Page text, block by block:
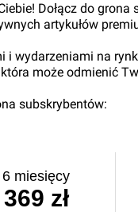
Dołącz do grona
artykułów
i wydarzeniami na
może odmienić
subskrybentów:
6 miesięcy
369 zł